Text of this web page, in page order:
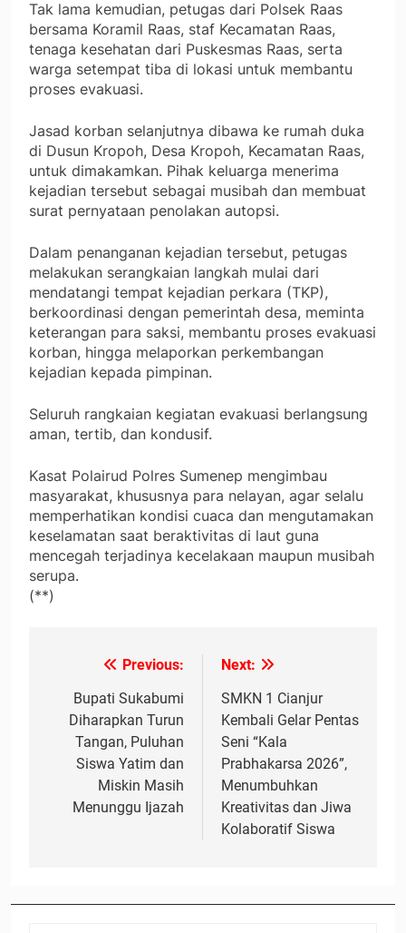
Tak lama kemudian, petugas dari Polsek Raas
bersama Koramil Raas, staf Kecamatan Raas,
tenaga kesehatan dari Puskesmas Raas, serta
warga setempat tiba di lokasi untuk membantu
proses evakuasi.
Jasad korban selanjutnya dibawa ke rumah duka
di Dusun Kropoh, Desa Kropoh, Kecamatan Raas,
untuk dimakamkan. Pihak keluarga menerima
kejadian tersebut sebagai musibah dan membuat
surat pernyataan penolakan autopsi.
Dalam penanganan kejadian tersebut, petugas
melakukan serangkaian langkah mulai dari
mendatangi tempat kejadian perkara (TKP),
berkoordinasi dengan pemerintah desa, meminta
keterangan para saksi, membantu proses evakuasi
korban, hingga melaporkan perkembangan
kejadian kepada pimpinan.
Seluruh rangkaian kegiatan evakuasi berlangsung
aman, tertib, dan kondusif.
Kasat Polairud Polres Sumenep mengimbau
masyarakat, khususnya para nelayan, agar selalu
memperhatikan kondisi cuaca dan mengutamakan
keselamatan saat beraktivitas di laut guna
mencegah terjadinya kecelakaan maupun musibah
serupa.
(**)
Navigasi
pos
Previous:
Bupati Sukabumi
Diharapkan Turun
Tangan, Puluhan
Siswa Yatim dan
Miskin Masih
Menunggu Ijazah
Next:
SMKN 1 Cianjur
Kembali Gelar Pentas
Seni “Kala
Prabhakarsa 2026”,
Menumbuhkan
Kreativitas dan Jiwa
Kolaboratif Siswa